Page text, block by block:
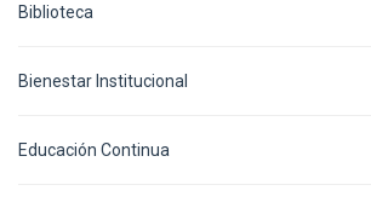
Biblioteca
Bienestar Institucional
Educación Continua